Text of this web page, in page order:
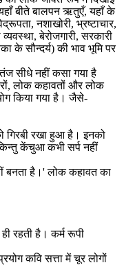
बीते बालपन ऋतुएँ, यहाँ के
नशाखोरी, भ्रष्टाचार,
बेरोजगारी, सरकारी
के सौन्दर्य) की भाव भूमि पर
सीधे नहीं कसा गया है
लोक कहावतों और लोक
किया गया है। जैसे-
गिरबी रखा हुआ है। इनको
केंचुआ कभी सर्प नहीं
बनता है।' लोक कहावत का
रहती है। कर्म रूपी
कवि सत्ता में चूर लोगों